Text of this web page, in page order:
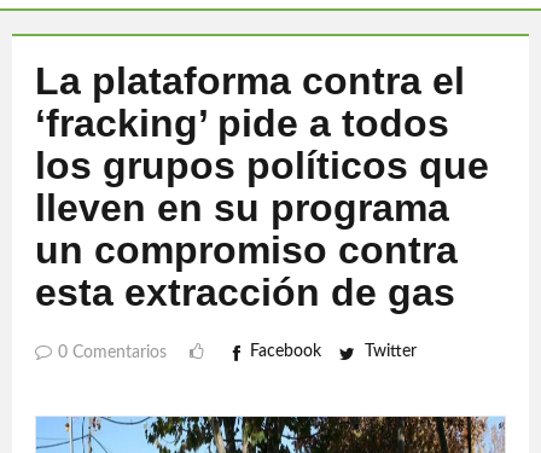
La plataforma contra el
‘fracking’ pide a todos
los grupos políticos que
lleven en su programa
un compromiso contra
esta extracción de gas
0 Comentarios Facebook Twitter